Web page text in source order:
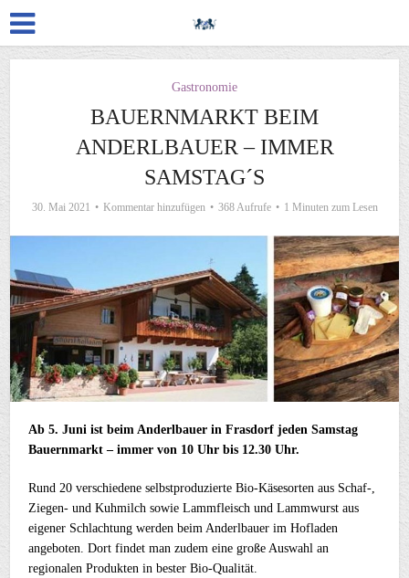
Gastronomie
BAUERNMARKT BEIM
ANDERLBAUER – IMMER
SAMSTAG´S
30. Mai 2021 Kommentar hinzufügen 368 Aufrufe 1 Minuten zum Lesen
Ab 5. Juni ist beim Anderlbauer in Frasdorf jeden Samstag
Bauernmarkt – immer von 10 Uhr bis 12.30 Uhr.
Rund 20 verschiedene selbstproduzierte Bio-Käsesorten aus Schaf-,
Ziegen- und Kuhmilch sowie Lammfleisch und Lammwurst aus
eigener Schlachtung werden beim Anderlbauer im Hofladen
angeboten. Dort findet man zudem eine große Auswahl an
regionalen Produkten in bester Bio-Qualität.